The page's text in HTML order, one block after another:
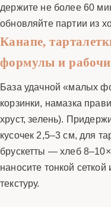
держите не более 60
обновляйте партии из
Канапе,
формулы и
База удачной «малых
корзинки, намазка
хруст, зелень).
кусочек 2,5–3 см, для
брускетты — хлеб
наносите тонкой
текстуру.